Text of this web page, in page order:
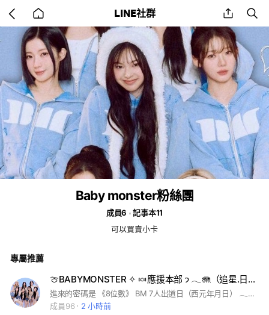
back
to
home
LINE社群 share
Baby monster粉絲團
成員6
記事本11
可以買賣小卡
專屬推薦
🍈BABYMONSTER ✧ 🍬應援本部 𐭩 𓂃🪼（追星.日常.吃瓜.發瘋.二次元）🍣免宣.拐🧊
進來的密碼是 《8位數》 BM 7人出道日（西元年月日） 𓂃⟡.·𓂃⟡.·𓂃⟡.· 𓂃 𓈒𓏸𓐍 𝒪𝓊𝓇 𝒫𝓇𝑒𝒸𝒾𝑜𝓊𝓈 𝒮𝓉𝒶𝑔𝑒 𓍯 𓈒𓏸𓐍☁️ ┈ ☁️🎀 推しの子 ⊹ 追星小怪獸 𓏲𓂅 「 這裡是專屬於我們的追星小宇宙 ⸝⸝⸝ 」 𓍯 𝒜𝒷𝑜𝓊𝓉 𝓊𝓈 𓈒𓏸𓐍 我們是一群最可愛、最自由的小怪獸 𓏲𓂅 每天都要大聲告白最喜歡的「推し」！ 𓍯 𝒢𝓊𝒾𝒹𝑒𝓁𝒾𝓃𝑒𝓈 𓈒𓏸𓐍 入群請先填寫自介單唷 📝遵守群規， 大家一起和睦相處 🍰✨
成員96
2 小時前